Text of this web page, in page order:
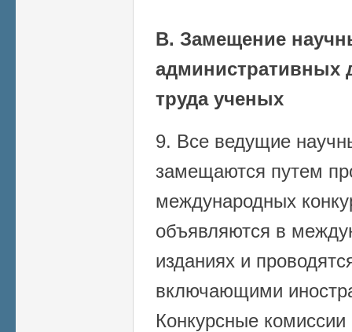
В. Замещение
административных
труда ученых
9. Все ведущие
замещаются путем
международных
объявляются в
изданиях и
включающими
Конкурсные комиссии